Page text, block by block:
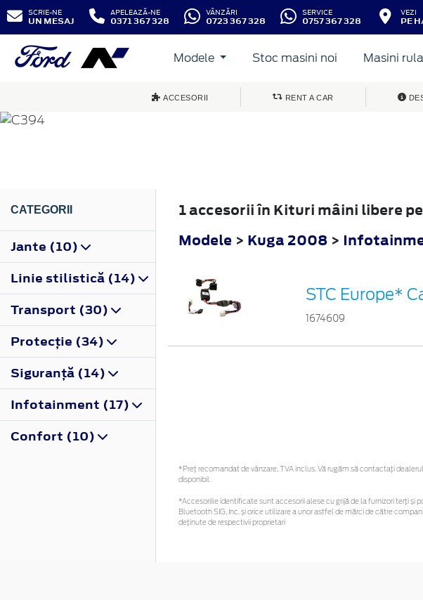
SCRIE-NE
UN MESAJ
APELEAZĂ-NE
0371 367 328
VÂNZĂRI
0723 367 328
SERVICE
0757 367 328
VEZI
PE
Modele Stoc masini noi Masini
ACCESORII RENT A CAR
CATEGORII
Jante (10)
Linie stilistică (14)
Transport (30)
Protecţie (34)
Siguranţă (14)
Infotainment (17)
Confort (10)
1 accesorii în Kituri mâini libere
Modele > Kuga 2008 >
STC Europe*
1674609
*Preţ recomandat de vânzare, TVA inclus. Vă rugăm să contactaţi
disponibil.
*Accesoriile identificate sunt accesorii alese cu grijă de la furnizori terți și
Bluetooth SIG, Inc. și orice utilizare a unor astfel de mărci de către
deținute de respectivii proprietari